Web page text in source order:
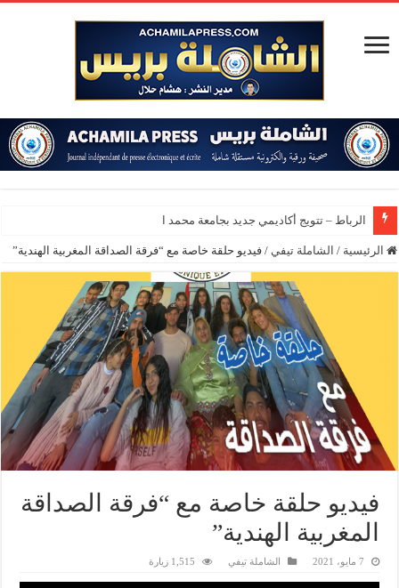
الرباط – تتويج أكاديمي جديد بجامعة محمد الخامس
الرئيسية / الشاملة تيفي / فيديو حلقة خاصة مع “فرقة الصداقة المغربية الهندية”
فيديو حلقة خاصة مع “فرقة الصداقة
المغربية الهندية”
7 مايو، 2021 الشاملة تيفي 1,515 زيارة